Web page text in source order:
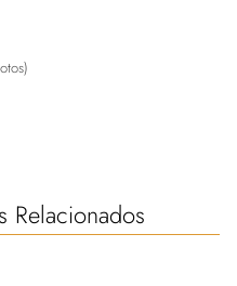
Relacionados